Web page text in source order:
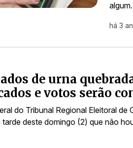
há 3
de urna
e votos serão
do Tribunal Regional Eleitoral
deste domingo (2) que não